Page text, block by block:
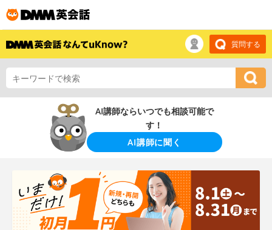
質問する
AI講師ならいつでも相談可能で
す！
AI講師に聞く